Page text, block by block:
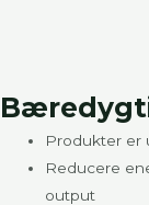
Produkter er
Reducere
output